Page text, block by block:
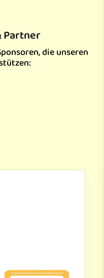
Partner
die unseren